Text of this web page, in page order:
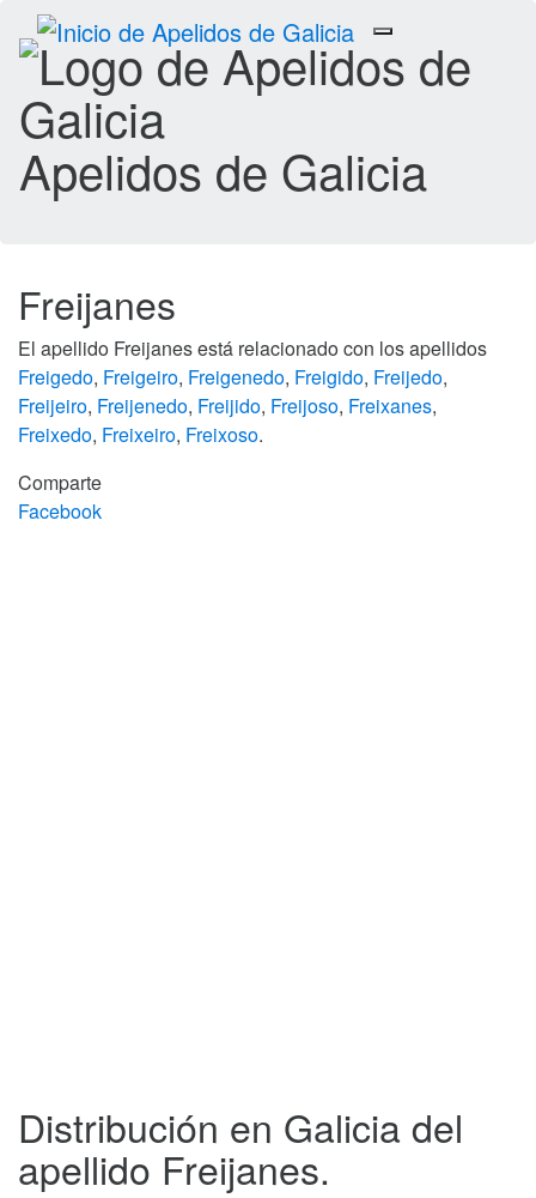
Toggle
navigation
Apelidos de Galicia
Freijanes
El apellido Freijanes está relacionado con los apellidos
Freigedo, Freigeiro, Freigenedo, Freigido, Freijedo,
Freijeiro, Freijenedo, Freijido, Freijoso, Freixanes,
Freixedo, Freixeiro, Freixoso.
Comparte
Facebook
Distribución en Galicia del
apellido Freijanes.